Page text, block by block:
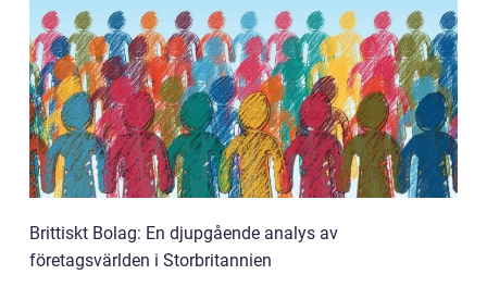
Brittiskt Bolag: En djupgående analys av
företagsvärlden i Storbritannien